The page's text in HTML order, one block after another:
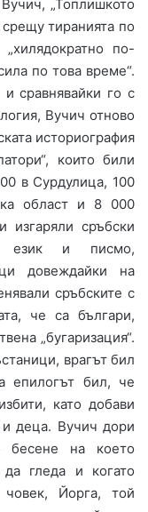
„Топлишкото
тиранията по
по-
по това време“.
сравнявайки го с
Вучич отново
историография
които били
в Сурдулица, 100
област и 8 000
изгаряли сръбски
език и писмо,
довеждайки на
сръбските с
че са българи,
„бугаризация“.
врагът бил
епилогът бил, че
като добави
деца. Вучич дори
бесене на което
гледа и когато
Йорга, той